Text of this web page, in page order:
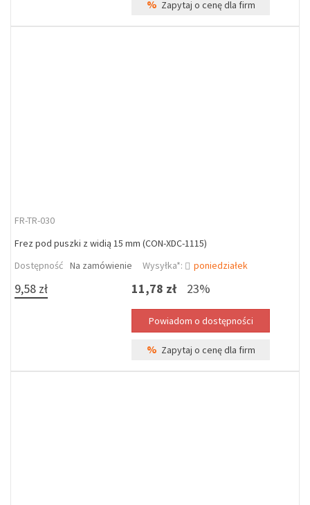
% Zapytaj o cenę dla firm
FR-TR-030
Frez pod puszki z widią 15 mm (CON-XDC-1115)
Dostępność Na zamówienie Wysyłka*: poniedziałek
9,58 zł 11,78 zł 23%
% Zapytaj o cenę dla firm